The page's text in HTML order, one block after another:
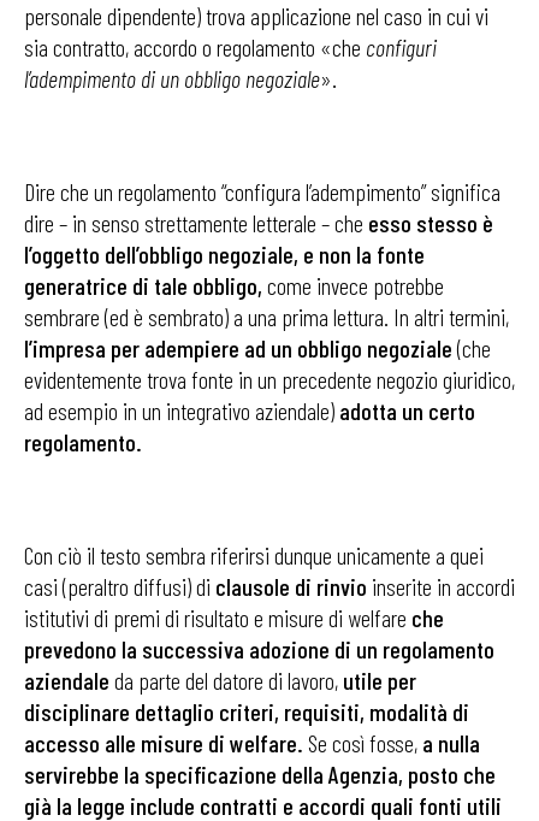
personale dipendente) trova applicazione nel caso in cui vi
sia contratto, accordo o regolamento «che configuri
l’adempimento di un obbligo negoziale».
Dire che un regolamento “configura l’adempimento” significa
dire – in senso strettamente letterale – che esso stesso è
l’oggetto dell’obbligo negoziale, e non la fonte
generatrice di tale obbligo, come invece potrebbe
sembrare (ed è sembrato) a una prima lettura. In altri termini,
l’impresa per adempiere ad un obbligo negoziale(che
evidentemente trova fonte in un precedente negozio giuridico,
ad esempio in un integrativo aziendale) adotta un certo
regolamento.
Con ciò il testo sembra riferirsi dunque unicamente a quei
casi (peraltro diffusi) di clausole di rinvio inserite in accordi
istitutivi di premi di risultato e misure di welfare che
prevedono la successiva adozione di un regolamento
aziendale da parte del datore di lavoro, utile per
disciplinare dettaglio criteri, requisiti, modalità di
accesso alle misure di welfare. Se così fosse, a nulla
servirebbe la specificazione della Agenzia, posto che
già la legge include contratti e accordi quali fonti utili